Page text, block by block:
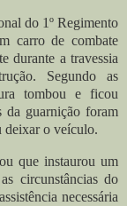
do 1º Regimento
carro de combate
durante a travessia
Segundo as
tombou e ficou
da guarnição foram
deixar o veículo.
que instaurou um
circunstâncias do
necessária